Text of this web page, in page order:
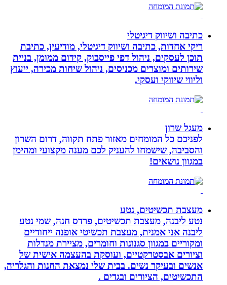
כתיבה ושיווק דיגיטלי
ריקי אחדות, כתיבה ושיווק דיגיטלי, מודיעין, כתיבת
תוכן לעסקים, ניהול דפי פייסבוק, קידום ממומן, בניית
שירותים ומוצרים מכניסים, ניהול שיחות מכירה, ייעוץ
וליווי שיווקי ועסקי.
מעגל שרון
לפניכם כל המומחים מאזור פתח תקווה, דרום השרון
והסביבה, שישמחו להעניק לכם מענה מקצועי ומהימן
במגוון נושאים!
מעצבת תכשיטים, נטע
נטע ליבנה, מעצבת תכשיטים, פרדס חנה, שמי נטע
ליבנה אני אמנית, מעצבת תכשיטי אופנה ייחודיים
ומקוריים במגוון סגנונות וחומרים, מציירת מנדלות
וציורים אבסטרקטיים, ועוסקת בהעצמה אישית של
אנשים ובעיקר נשים. בבית שלי נמצאת החנות והגלריה,
התכשיטים, הציורים ובגדים .